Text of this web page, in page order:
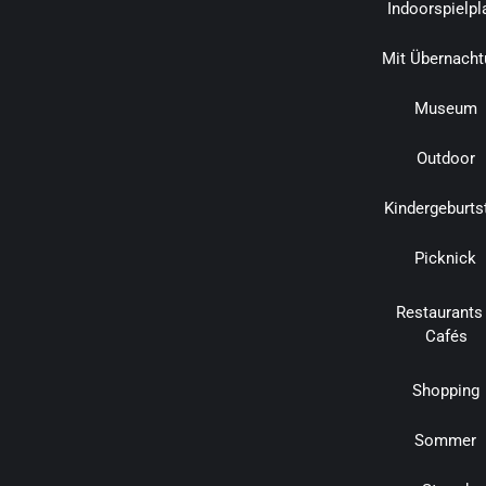
Mit
Museum
Outdoor
Picknick
Restaurants
Cafés
Shopping
Sommer